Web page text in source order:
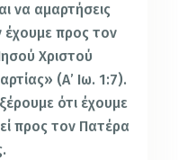
να αμαρτήσεις
προς τον
Χριστού
(Α’ Ιω. 1:7).
ότι έχουμε
προς τον Πατέρα